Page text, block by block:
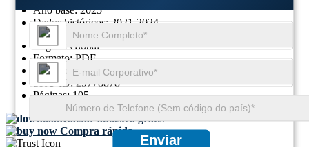
Ano base:2025
Dados históricos:2021-2024
Região: Global
Formato:PDF
ID do relatório: GGI108465
SKU ID: 29778878
Páginas:105
Baixar amostra grátis
Compra rápida
Enviar